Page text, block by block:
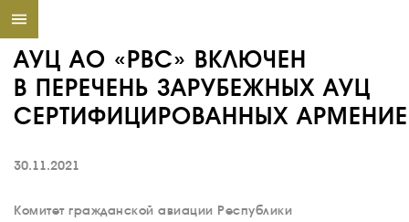
АУЦ АО «РВС» ВКЛЮЧЕН
В ПЕРЕЧЕНЬ ЗАРУБЕЖНЫХ АУЦ
СЕРТИФИЦИРОВАННЫХ
30.11.2021
Комитет гражданской авиации Республики